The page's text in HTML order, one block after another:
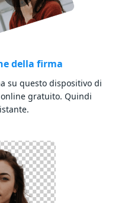
della firma
su questo dispositivo di
gratuito. Quindi